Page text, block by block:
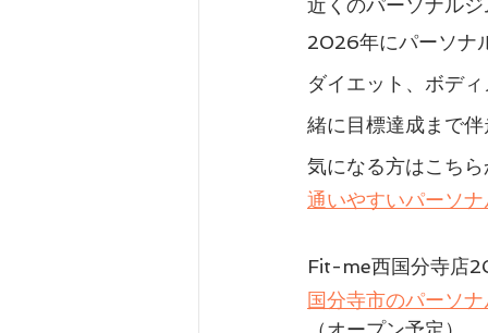
近くのパーソナル
2026年にパーソナ
ダイエット、ボデ
緒に目標達成まで
気になる方はこちら
通いやすいパーソ
Fit-me西国分寺店
国分寺市のパーソ